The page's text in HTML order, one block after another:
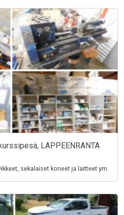
LAPPEENRANTA
sekalaiset koneet ja laitteet ym.